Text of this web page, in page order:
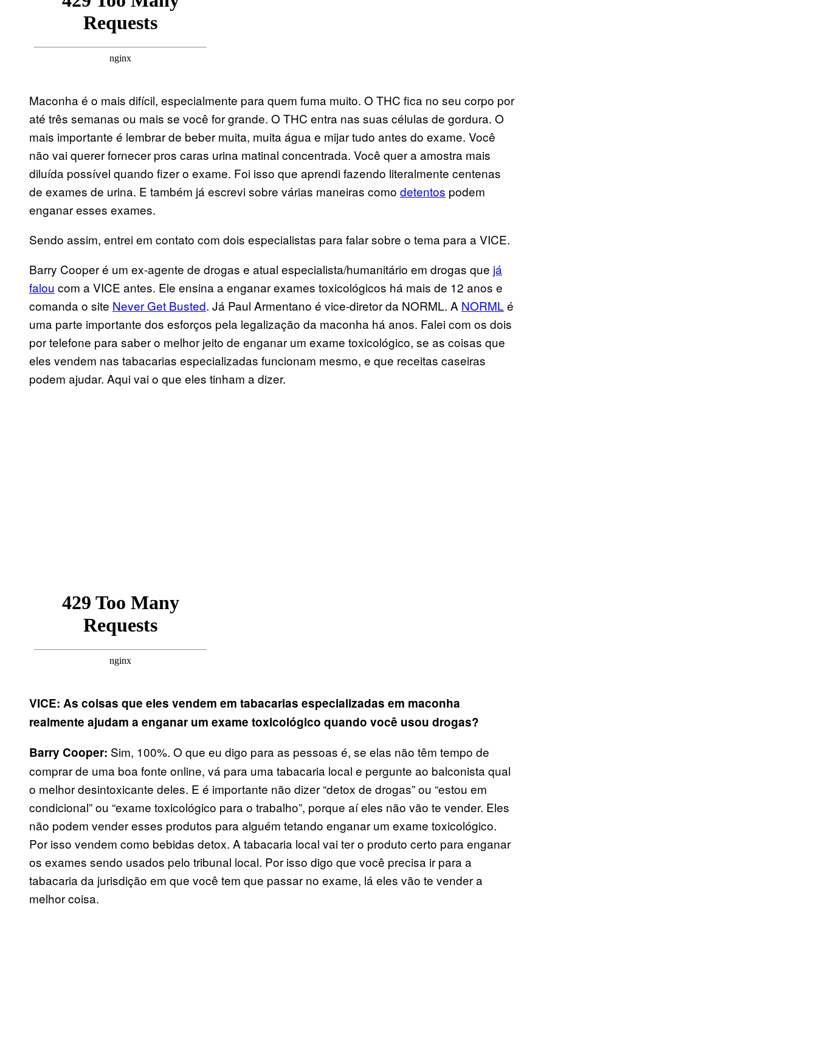
Maconha é o mais difícil, especialmente para quem fuma muito. O THC fica no seu corpo por
até três semanas ou mais se você for grande. O THC entra nas suas células de gordura. O
mais importante é lembrar de beber muita, muita água e mijar tudo antes do exame. Você
não vai querer fornecer pros caras urina matinal concentrada. Você quer a amostra mais
diluída possível quando fizer o exame. Foi isso que aprendi fazendo literalmente centenas
de exames de urina. E também já escrevi sobre várias maneiras como detentos podem
enganar esses exames.
Sendo assim, entrei em contato com dois especialistas para falar sobre o tema para a VICE.
Barry Cooper é um ex-agente de drogas e atual especialista/humanitário em drogas que já
falou com a VICE antes. Ele ensina a enganar exames toxicológicos há mais de 12 anos e
comanda o site Never Get Busted. Já Paul Armentano é vice-diretor da NORML. A NORML é
uma parte importante dos esforços pela legalização da maconha há anos. Falei com os dois
por telefone para saber o melhor jeito de enganar um exame toxicológico, se as coisas que
eles vendem nas tabacarias especializadas funcionam mesmo, e que receitas caseiras
podem ajudar. Aqui vai o que eles tinham a dizer.
VICE: As coisas que eles vendem em tabacarias especializadas em maconha
realmente ajudam a enganar um exame toxicológico quando você usou drogas?
Barry Cooper: Sim, 100%. O que eu digo para as pessoas é, se elas não têm tempo de
comprar de uma boa fonte online, vá para uma tabacaria local e pergunte ao balconista qual
o melhor desintoxicante deles. E é importante não dizer “detox de drogas” ou “estou em
condicional” ou “exame toxicológico para o trabalho”, porque aí eles não vão te vender. Eles
não podem vender esses produtos para alguém tetando enganar um exame toxicológico.
Por isso vendem como bebidas detox. A tabacaria local vai ter o produto certo para enganar
os exames sendo usados pelo tribunal local. Por isso digo que você precisa ir para a
tabacaria da jurisdição em que você tem que passar no exame, lá eles vão te vender a
melhor coisa.